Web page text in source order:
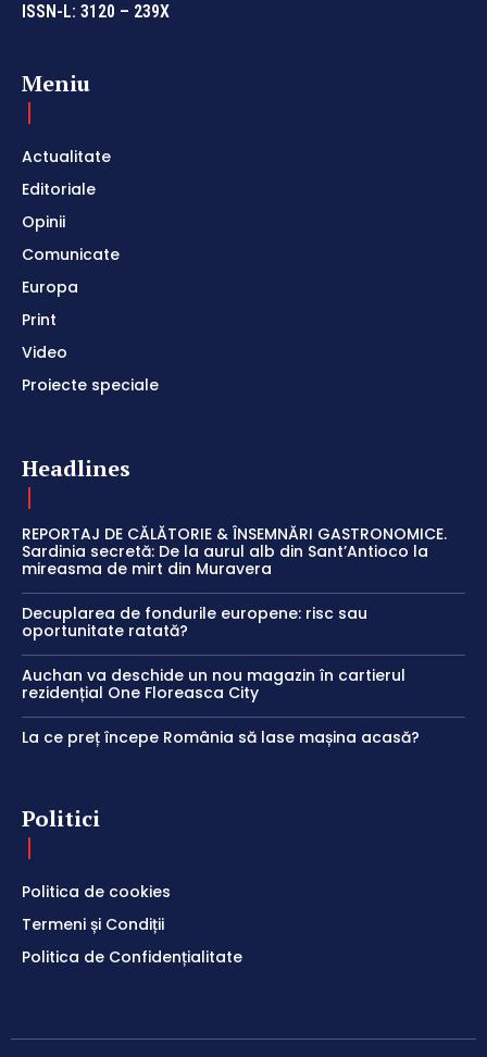
ISSN-L: 3120 – 239X
Meniu
Actualitate
Editoriale
Opinii
Comunicate
Europa
Print
Video
Proiecte speciale
Headlines
REPORTAJ DE CĂLĂTORIE & ÎNSEMNĂRI GASTRONOMICE.
Sardinia secretă: De la aurul alb din Sant’Antioco la
mireasma de mirt din Muravera
Decuplarea de fondurile europene: risc sau
oportunitate ratată?
Auchan va deschide un nou magazin în cartierul
rezidențial One Floreasca City
La ce preț începe România să lase mașina acasă?
Politici
Politica de cookies
Termeni și Condiții
Politica de Confidențialitate